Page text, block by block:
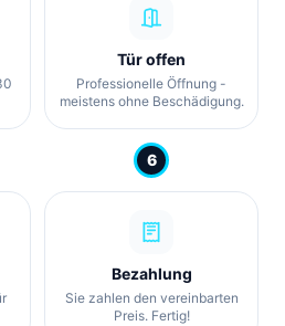
Tür offen
Professionelle Öffnung -
meistens ohne Beschädigung.
6
Bezahlung
Sie zahlen den vereinbarten
Preis. Fertig!